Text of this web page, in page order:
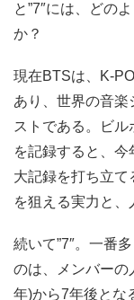
と”7″には、どの
か？
現在BTSは、K-
あり、世界の音楽
ストである。ビ
を記録すると、今
大記録を打ち立
を狙える実力と、
続いて”7″。一番
のは、メンバーの
年)から7年後とな